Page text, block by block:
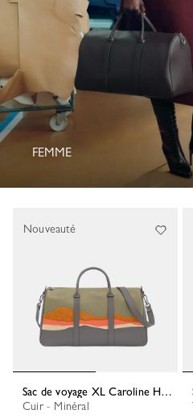
FEMME
Sac de voyage XL Caroline Hélain x Longchamp
Cuir - Minéral
Nouveauté